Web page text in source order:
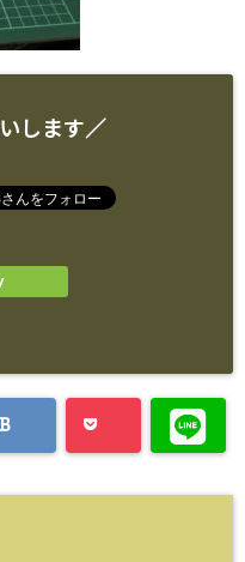
します／